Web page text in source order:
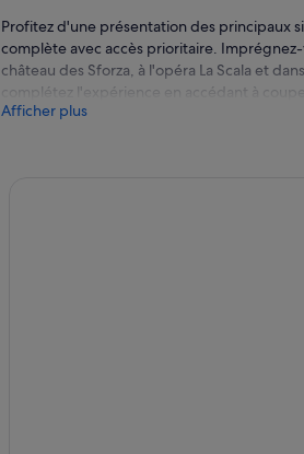
Profitez d'une présentation des principaux
complète avec accès prioritaire.
château des Sforza, à l'opéra La Scala et
complétez l'expérience en accédant à
Commencez votre journée par une
Afficher plus